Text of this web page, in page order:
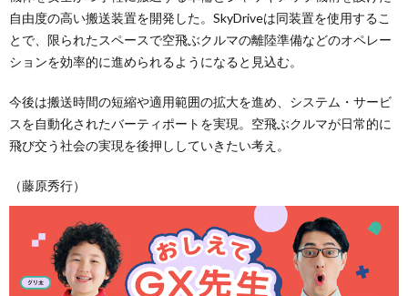
自由度の高い搬送装置を開発した。SkyDriveは同装置を使用するこ
とで、限られたスペースで空飛ぶクルマの離陸準備などのオペレー
ションを効率的に進められるようになると見込む。
今後は搬送時間の短縮や適用範囲の拡大を進め、システム・サービ
スを自動化されたバーティポートを実現。空飛ぶクルマが日常的に
飛び交う社会の実現を後押ししていきたい考え。
（藤原秀行）